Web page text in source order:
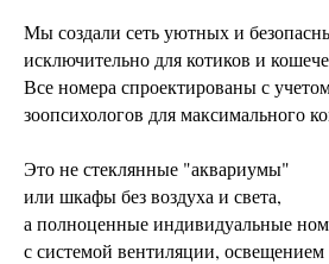
Мы создали сеть уютных и
исключительно для котиков и
Все номера спроектированы с
зоопсихологов для максимального
Это не стеклянные "аквариумы"
или шкафы без воздуха и света,
а полноценные индивидуальные
с системой вентиляции, освещением